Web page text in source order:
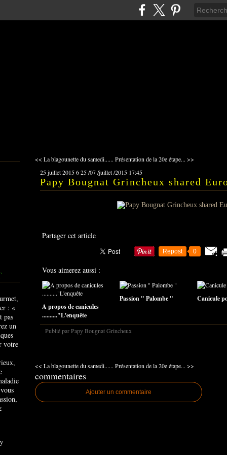
<< La blagounette du samedi...... Présentation de la 20e étape... >>
25 juillet 2015625/07/juillet/2015 17:45
Papy Bougnat Grincheux shared
Partager cet article
Repost 0
Vous aimerez aussi :
A propos de canicules
.........."L'enquête
Passion " Palombe " Canicule
Publié par Papy Bougnat Grincheux
<< La blagounette du samedi...... Présentation de la 20e étape... >>
commentaires
Ajouter un commentaire